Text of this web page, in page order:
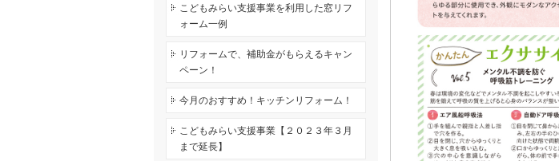
こどもみらい支援事業を利用した窓リフ
ォーム一例
リフォームで、補助金がもらえるキャン
ペーン！
今月のおすすめ！キッチンリフォーム！
こどもみらい支援事業【２０２３年３月
まで延長】